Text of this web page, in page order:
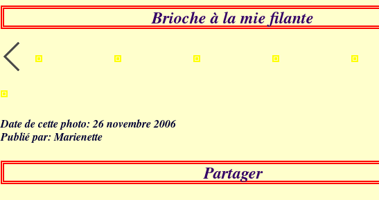
Brioche à la mie filante
Date de cette photo: 26 novembre 2006
Publié par: Marienette
Partager